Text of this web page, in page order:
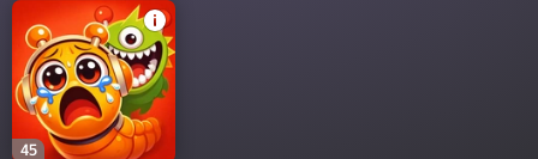
45